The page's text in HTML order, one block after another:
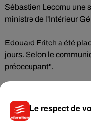
Sébastien Lecornu une
ministre de l'Intérieur
Edouard Fritch a été
jours. Selon le
préoccupant".
Plusieurs ministres de
ont aussi été testés
Le respect de